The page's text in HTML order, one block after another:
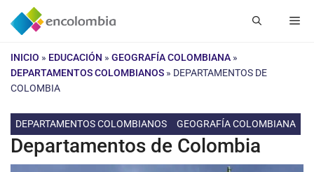
Saltar
INICIO » EDUCACIÓN » GEOGRAFÍA COLOMBIANA »
DEPARTAMENTOS COLOMBIANOS » DEPARTAMENTOS DE
COLOMBIA
DEPARTAMENTOS COLOMBIANOS GEOGRAFÍA COLOMBIANA
Departamentos de Colombia